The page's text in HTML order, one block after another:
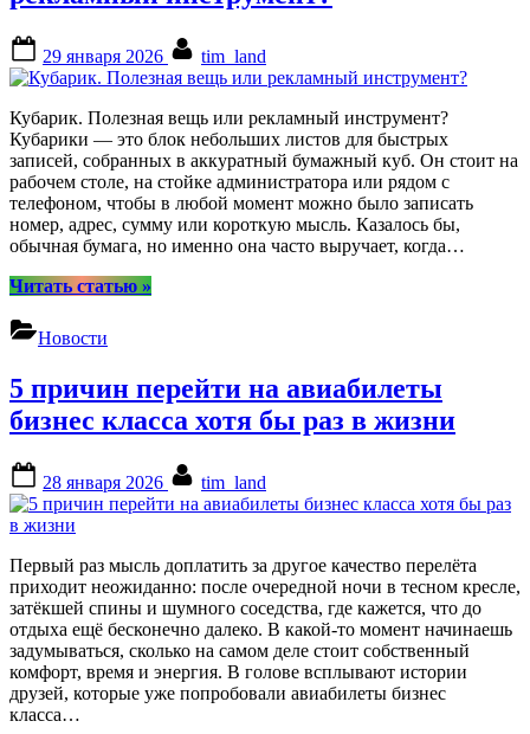
размер
для
вашей
машины”
on
29 января 2026 tim_land
Кубарик. Полезная вещь или рекламный инструмент?
Кубарики — это блок небольших листов для быстрых
записей, собранных в аккуратный бумажный куб. Он стоит на
рабочем столе, на стойке администратора или рядом с
телефоном, чтобы в любой момент можно было записать
номер, адрес, сумму или короткую мысль. Казалось бы,
обычная бумага, но именно она часто выручает, когда…
Читать статью“Кубарик.
инструмент?”
»
Новости
5 причин перейти на авиабилеты
бизнес класса хотя бы раз в жизни
on
28 января 2026 tim_land
Первый раз мысль доплатить за другое качество перелёта
приходит неожиданно: после очередной ночи в тесном кресле,
затёкшей спины и шумного соседства, где кажется, что до
отдыха ещё бесконечно далеко. В какой-то момент начинаешь
задумываться, сколько на самом деле стоит собственный
комфорт, время и энергия. В голове всплывают истории
друзей, которые уже попробовали авиабилеты бизнес
класса…